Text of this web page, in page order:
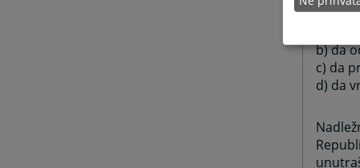
4.
b) da
c) da
d) da